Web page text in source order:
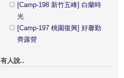
[Camp-198 新竹五峰] 白蘭時
光
[Camp-197 桃園復興] 好馨勤
齊露營
有人說..